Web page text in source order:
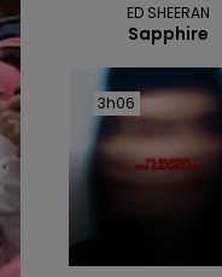
ED SHEERAN
Sapphire
3h06
3h06